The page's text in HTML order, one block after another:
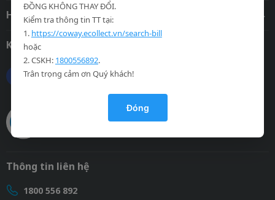
Hỗ trợ khách hàng
Kết nối với chúng tôi
Thông tin liên hệ
1800 556 892
ĐỒNG KHÔNG THAY ĐỔI.
Kiểm tra thông tin TT tại:
1. https://coway.ecollect.vn/search-bill
hoặc
2. CSKH: 1800556892.
Trân trọng cảm ơn Quý khách!
Đóng